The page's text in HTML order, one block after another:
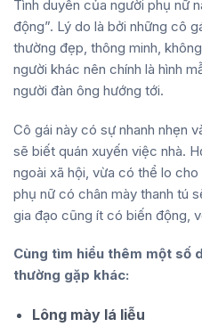
Tình duyên của người phụ nữ
động”. Lý do là bởi những cô
thường đẹp, thông minh,
người khác nên chính là hình
người đàn ông hướng tới.
Cô gái này có sự nhanh nhẹn
sẽ biết quán xuyến việc nhà.
ngoài xã hội, vừa có thể lo
phụ nữ có chân mày thanh tú
gia đạo cũng ít có biến động,
Cùng tìm hiểu thêm một số
thường gặp khác:
Lông mày lá liễu